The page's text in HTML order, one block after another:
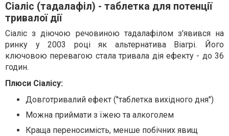
Сіаліс (тадалафіл) - таблетка для потенції
тривалої дії
Сіаліс з діючою речовиною тадалафілом з'явився на
ринку у 2003 році як альтернатива Віагрі. Його
ключовою перевагою стала тривала дія ефекту - до 36
годин.
Плюси Сіалісу:
Довготривалий ефект ("таблетка вихідного дня")
Можна приймати з їжею та алкоголем
Краща переносимість, менше побічних явищ